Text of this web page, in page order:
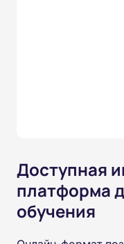
Доступная
платформа
обучения